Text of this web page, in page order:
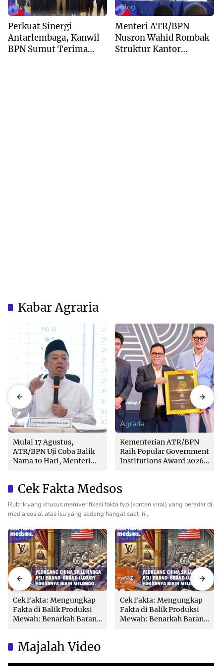
Blog
Perkuat Sinergi
Antarlembaga, Kanwil
BPN Sumut Terima
Blog
Menteri ATR/BPN
Nusron Wahid Rombak
Struktur Kantor
Kabar Agraria
Agraria
Mulai 17 Agustus,
ATR/BPN Uji Coba Balik
Nama 10 Hari, Menteri
Agraria
Kementerian ATR/BPN
Raih Popular Government
Institutions Award 2026
Cek Fakta Medsos
Rubrik yang khusus memverifikasi fakta fyp (konten viral) yang beredar di
media sosial atas isu yang sedang hangat saat ini.
Cek Fakta
Cek Fakta: Mengungkap
Fakta di Balik Produksi
Mewah: Benarkah Barang
Cek Fakta
Cek Fakta: Mengungkap
Fakta di Balik Produksi
Mewah: Benarkah Barang
Majalah Video